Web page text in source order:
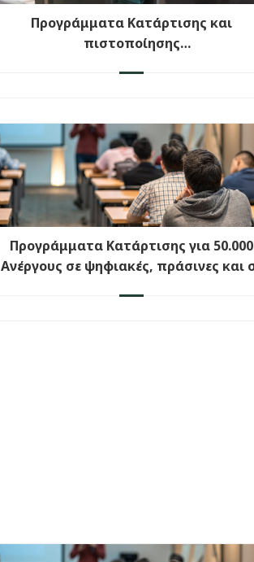
Προγράμματα Κατάρτισης και
πιστοποίησης
Προγράμματα Κατάρτισης για 50.000
Ανέργους σε ψηφιακές, πράσινες και